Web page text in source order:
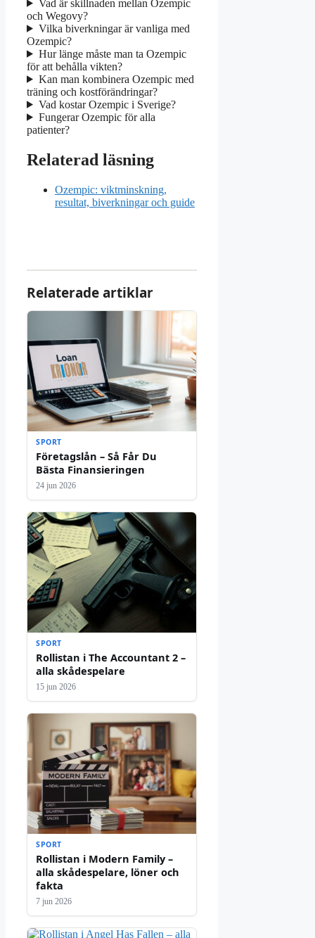
Vad är skillnaden mellan Ozempic
och Wegovy?
Vilka biverkningar är vanliga med
Ozempic?
Hur länge måste man ta Ozempic
för att behålla vikten?
Kan man kombinera Ozempic med
träning och kostförändringar?
Vad kostar Ozempic i Sverige?
Fungerar Ozempic för alla
patienter?
Relaterad läsning
Ozempic: viktminskning,
resultat, biverkningar och guide
Relaterade artiklar
SPORT
Företagslån – Så Får Du
Bästa Finansieringen
24 jun 2026
SPORT
Rollistan i The Accountant 2 –
alla skådespelare
15 jun 2026
SPORT
Rollistan i Modern Family –
alla skådespelare, löner och
fakta
7 jun 2026